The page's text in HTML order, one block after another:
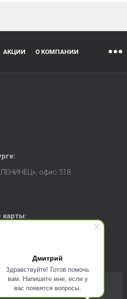
Дмитрий
Здравствуйте! Готов помочь
вам. Напишите мне, если у
вас появятся вопросы.
АКЦИИ О КОМПАНИИ
:
офис 518
карты:
https://ksk24.ruсоздан
целях и любая информация
файлы для улучшения
использовать сайт, вы